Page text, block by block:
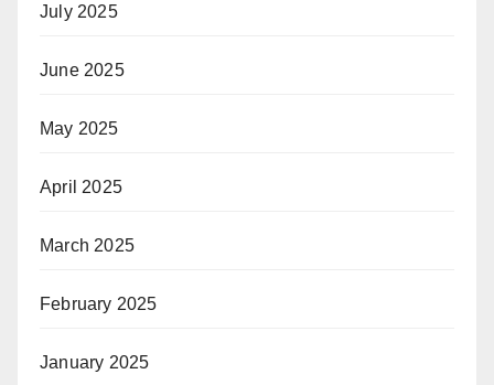
July 2025
June 2025
May 2025
April 2025
March 2025
February 2025
January 2025